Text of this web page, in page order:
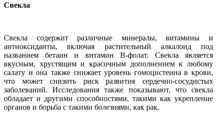
Свекла
Свекла содержит различные минералы, витамины и
антиоксиданты, включая растительный алкалоид под
названием бетаин и витамин В-фолат. Свекла является
вкусным, хрустящим и красочным дополнением к любому
салату и она также снижает уровень гомоцистеина в крови,
что может снизить риск развития сердечно-сосудистых
заболеваний. Исследования также показывают, что свекла
обладает и другими способностями, такими как укрепление
органов и борьба с такими болезнями, как рак.